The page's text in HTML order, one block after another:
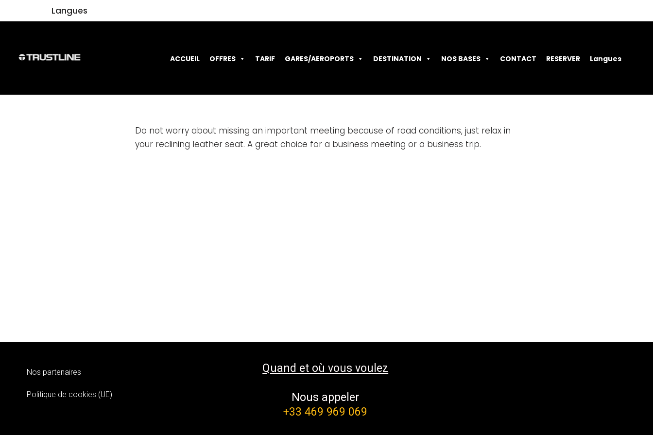
contenu
Langues
ACCUEIL OFFRES TARIF GARES/AEROPORTS DESTINATION NOS BASES CONTACT RESERVER Langues
Do not worry about missing an important meeting because of road conditions, just relax in
your reclining leather seat. A great choice for a business meeting or a business trip.
Nos partenaires
Politique de cookies (UE)
Quand et où vous voulez
Nous appeler
+33 469 969 069